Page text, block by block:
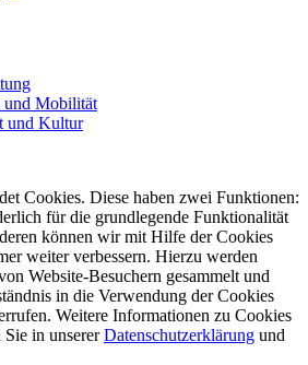
und Mobilität
und Kultur
Cookies. Diese haben zwei Funktionen:
für die grundlegende Funktionalität
können wir mit Hilfe der Cookies
weiter verbessern. Hierzu werden
Website-Besuchern gesammelt und
in die Verwendung der Cookies
Weitere Informationen zu Cookies
Sie in unsererDatenschutzerklärung und